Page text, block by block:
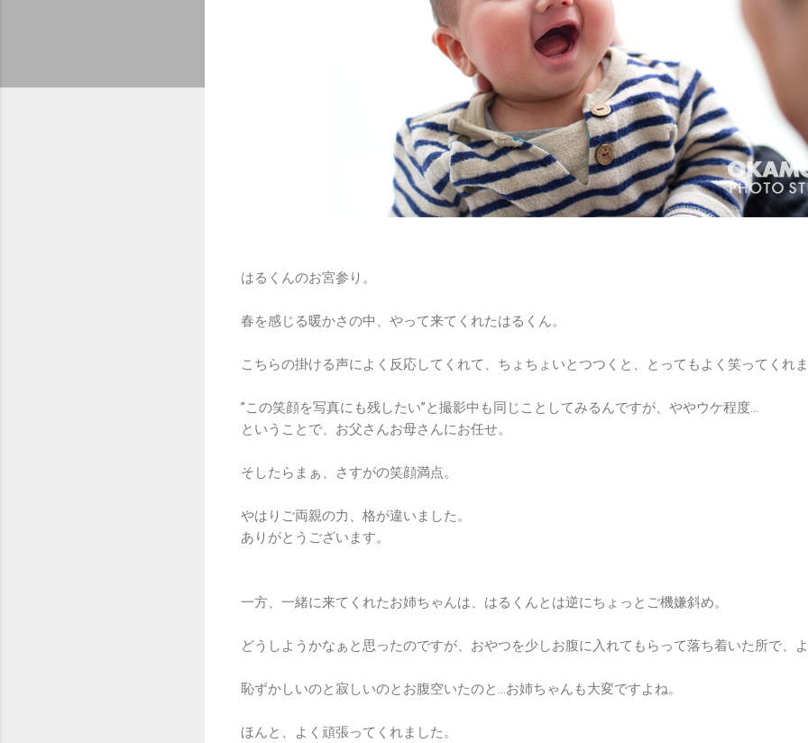
はるくんのお宮参り。
春を感じる暖かさの中、やって来てくれたはるくん。
こちらの掛ける声によく反応してくれて、ちょちょいとつつくと、とってもよく笑ってくれ
”この笑顔を写真にも残したい”と撮影中も同じことしてみるんですが、ややウケ程度…
ということで、お父さんお母さんにお任せ。
そしたらまぁ、さすがの笑顔満点。
やはりご両親の力、格が違いました。
ありがとうございます。
一方、一緒に来てくれたお姉ちゃんは、はるくんとは逆にちょっとご機嫌斜め。
どうしようかなぁと思ったのですが、おやつを少しお腹に入れてもらって落ち着いた所で、
恥ずかしいのと寂しいのとお腹空いたのと…お姉ちゃんも大変ですよね。
ほんと、よく頑張ってくれました。